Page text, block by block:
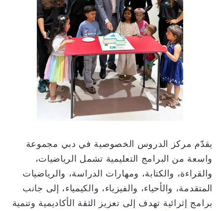
يقدّم مركز الدروس الخصوصية في دبي مجموعة
واسعة من البرامج التعليمية تشمل الرياضيات،
والقراءة، والكتابة، ومهارات الدراسة، والرياضيات
المتقدمة، والأحياء، والفيزياء، والكيمياء، إلى جانب
برامج إثرائية تهدف إلى تعزيز الثقة الأكاديمية وتنمية